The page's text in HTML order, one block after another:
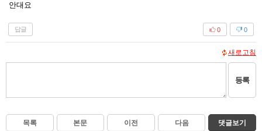
안대요
답글 0
0
새로고침
등록
목록 본문 이전 다음 댓글보기